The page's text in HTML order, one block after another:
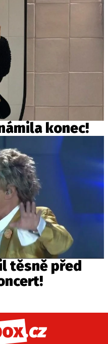
konec!
těsně před